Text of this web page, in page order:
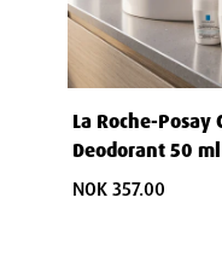
La Roche-Posay
Deodorant 50 ml
NOK 357.00